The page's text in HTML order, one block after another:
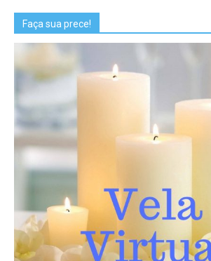
Faça sua prece!